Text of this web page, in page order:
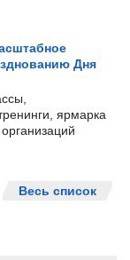
Дня
ярмарка
Весь список